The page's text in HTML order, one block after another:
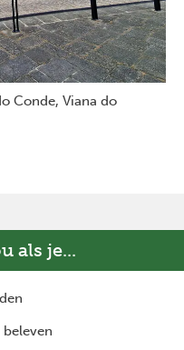
Conde, Viana do
als je...